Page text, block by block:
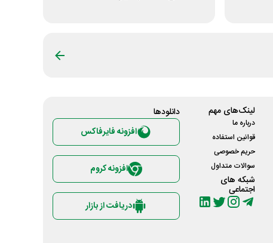
لینک‌های مهم
درباره ما
قوانین استفاده
حریم خصوصی
سوالات متداول
شبکه های
اجتماعی
دانلود‌ها
افزونه فایرفاکس
افزونه کروم
دریافت از بازار